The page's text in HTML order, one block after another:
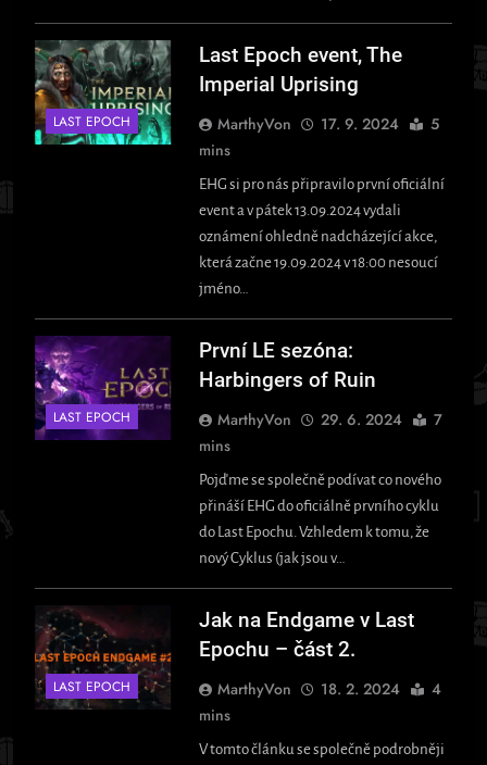
LAST EPOCH
Last Epoch event, The
Imperial Uprising
MarthyVon 17. 9. 2024
5
mins
EHG si pro nás připravilo první oficiální
event a v pátek 13.09.2024 vydali
oznámení ohledně nadcházející akce,
která začne 19.09.2024 v 18:00 nesoucí
jméno…
LAST EPOCH
První LE sezóna:
Harbingers of Ruin
MarthyVon 29. 6. 2024
7
mins
Pojďme se společně podívat co nového
přináší EHG do oficiálně prvního cyklu
do Last Epochu. Vzhledem k tomu, že
nový Cyklus (jak jsou v…
LAST EPOCH
Jak na Endgame v Last
Epochu – část 2.
MarthyVon 18. 2. 2024
4
mins
V tomto článku se společně podrobněji